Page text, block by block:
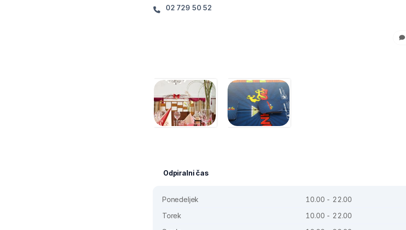
02 729 50 52
Odpiralni čas
Ponedeljek
10.00 - 22.00
Torek
10.00 - 22.00